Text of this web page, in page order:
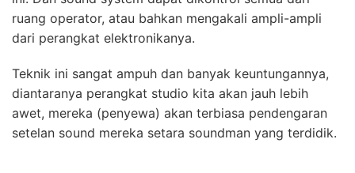
ruang operator, atau bahkan mengakali ampli-ampli
dari perangkat elektronikanya.
Teknik ini sangat ampuh dan banyak keuntungannya,
diantaranya perangkat studio kita akan jauh lebih
awet, mereka (penyewa) akan terbiasa pendengaran
setelan sound mereka setara soundman yang terdidik.